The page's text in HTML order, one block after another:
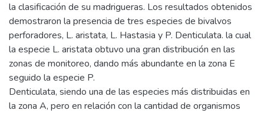
la clasificación de su madrigueras. Los resultados obtenidos
demostraron la presencia de tres especies de bivalvos
perforadores, L. aristata, L. Hastasia y P. Denticulata. la cual
la especie L. aristata obtuvo una gran distribución en las
zonas de monitoreo, dando más abundante en la zona E
seguido la especie P.
Denticulata, siendo una de las especies más distribuidas en
la zona A, pero en relación con la cantidad de organismos